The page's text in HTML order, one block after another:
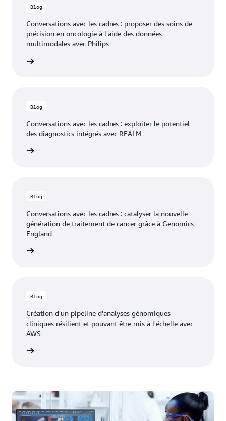
Blog
Conversations avec les cadres : proposer des soins de
précision en oncologie à l'aide des données
multimodales avec Philips
Blog
Conversations avec les cadres : exploiter le potentiel
des diagnostics intégrés avec REALM
Blog
Conversations avec les cadres : catalyser la nouvelle
génération de traitement de cancer grâce à Genomics
England
Blog
Création d'un pipeline d'analyses génomiques
cliniques résilient et pouvant être mis à l'échelle avec
AWS